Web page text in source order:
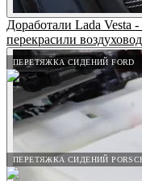
ПЕРЕТЯЖКА СИДЕНИЙ FORD
ПЕРЕТЯЖКА СИДЕНИЙ
Доработали Lada Vesta
перекрасили